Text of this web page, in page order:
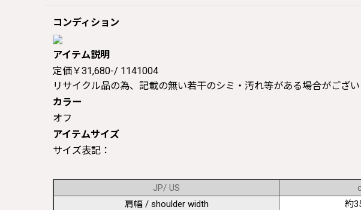
コンディション
アイテム説明
定価￥31,680-/ 1141004
リサイクル品の為、記載の無い若干のシミ・汚れ等がある場合がござ
カラー
オフ
アイテムサイズ
サイズ表記：
JP/ US
肩幅 / shoulder width
約